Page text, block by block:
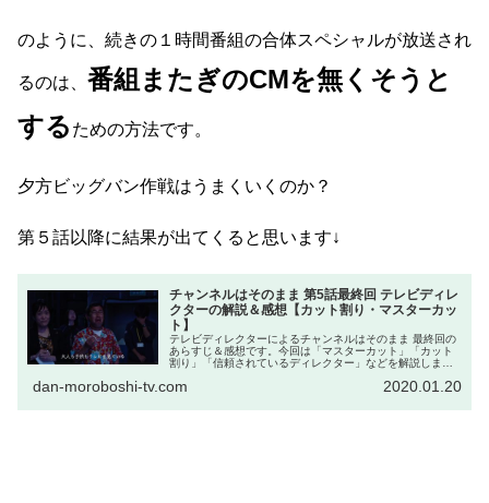
のように、続きの１時間番組の合体スペシャルが放送され
るのは、 番組またぎのCMを無くそうと
する ための方法です。
夕方ビッグバン作戦はうまくいくのか？
第５話以降に結果が出てくると思います↓
チャンネルはそのまま 第5話最終回 テレビディレ
クターの解説＆感想【カット割り・マスターカッ
ト】
テレビディレクターによるチャンネルはそのまま 最終回の
あらすじ＆感想です。今回は「マスターカット」「カット
割り」「信頼されているディレクター」などを解説しま
dan-moroboshi-tv.com 2020.01.20